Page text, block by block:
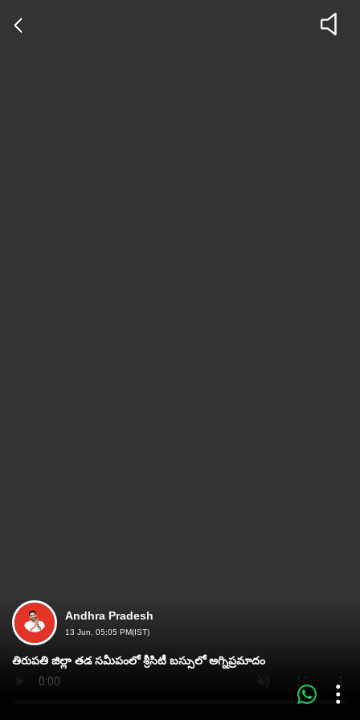
Andhra Pradesh
13 Jun, 05:05 PM(IST)
తిరుపతి జిల్లా తడ సమీపంలో శ్రీసిటీ బస్సులో అగ్నిప్రమాదం